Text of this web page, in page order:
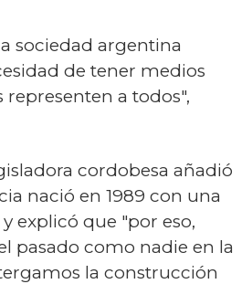
sociedad argentina
de tener medios
a todos",
cordobesa añadió
nació en 1989 con una
explicó que "por eso,
pasado como nadie en la
la construcción